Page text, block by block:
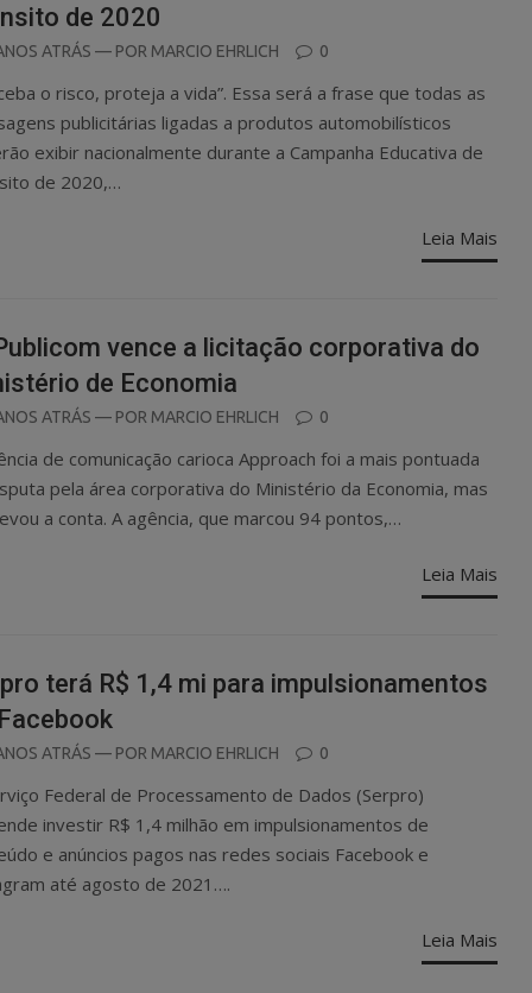
de 2020
ATRÁS — POR MARCIO EHRLICH 0
o risco, proteja a vida”. Essa será a frase que todas as
publicitárias ligadas a produtos automobilísticos
exibir nacionalmente durante a Campanha Educativa de
de 2020,…
Leia Mais
vence a licitação corporativa do
de Economia
ATRÁS — POR MARCIO EHRLICH 0
de comunicação carioca Approach foi a mais pontuada
pela área corporativa do Ministério da Economia, mas
a conta. A agência, que marcou 94 pontos,…
Leia Mais
terá R$ 1,4 mi para impulsionamentos
ATRÁS — POR MARCIO EHRLICH 0
Federal de Processamento de Dados (Serpro)
investir R$ 1,4 milhão em impulsionamentos de
e anúncios pagos nas redes sociais Facebook e
até agosto de 2021….
Leia Mais